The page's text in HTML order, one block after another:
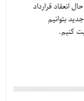
انعقاد قرارداد
بتوانیم
کنیم.